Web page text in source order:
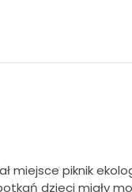
miejsce piknik
dzieci miały